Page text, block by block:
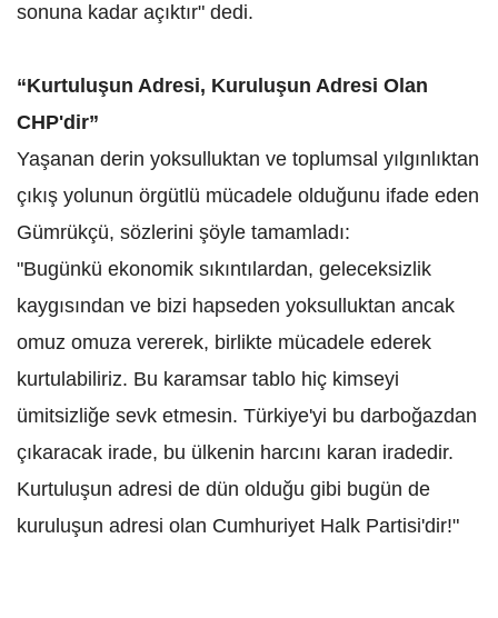
sonuna kadar açıktır" dedi.
“Kurtuluşun Adresi, Kuruluşun Adresi Olan
CHP'dir”
Yaşanan derin yoksulluktan ve toplumsal yılgınlıktan
çıkış yolunun örgütlü mücadele olduğunu ifade eden
Gümrükçü, sözlerini şöyle tamamladı:
"Bugünkü ekonomik sıkıntılardan, geleceksizlik
kaygısından ve bizi hapseden yoksulluktan ancak
omuz omuza vererek, birlikte mücadele ederek
kurtulabiliriz. Bu karamsar tablo hiç kimseyi
ümitsizliğe sevk etmesin. Türkiye'yi bu darboğazdan
çıkaracak irade, bu ülkenin harcını karan iradedir.
Kurtuluşun adresi de dün olduğu gibi bugün de
kuruluşun adresi olan Cumhuriyet Halk Partisi'dir!"